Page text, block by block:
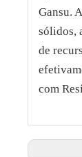
Gansu.
sólidos,
de
com